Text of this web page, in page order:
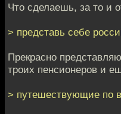
Что сделаешь, за то и
> представь себе
Прекрасно
троих пенсионеров и
> путешествующие по